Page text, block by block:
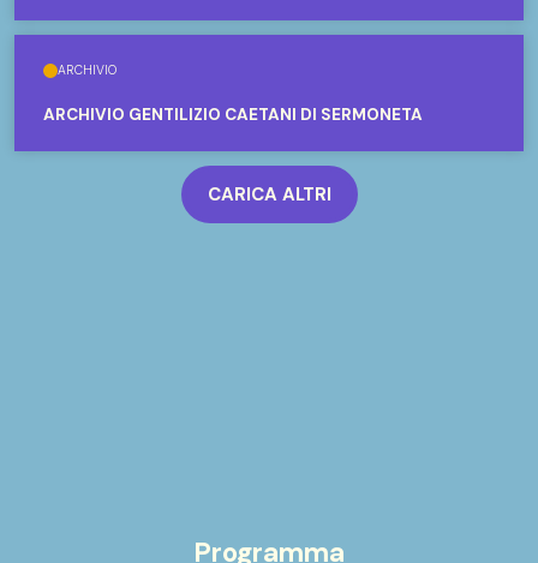
ARCHIVIO
ARCHIVIO GENTILIZIO CAETANI DI SERMONETA
CARICA ALTRI
Programma